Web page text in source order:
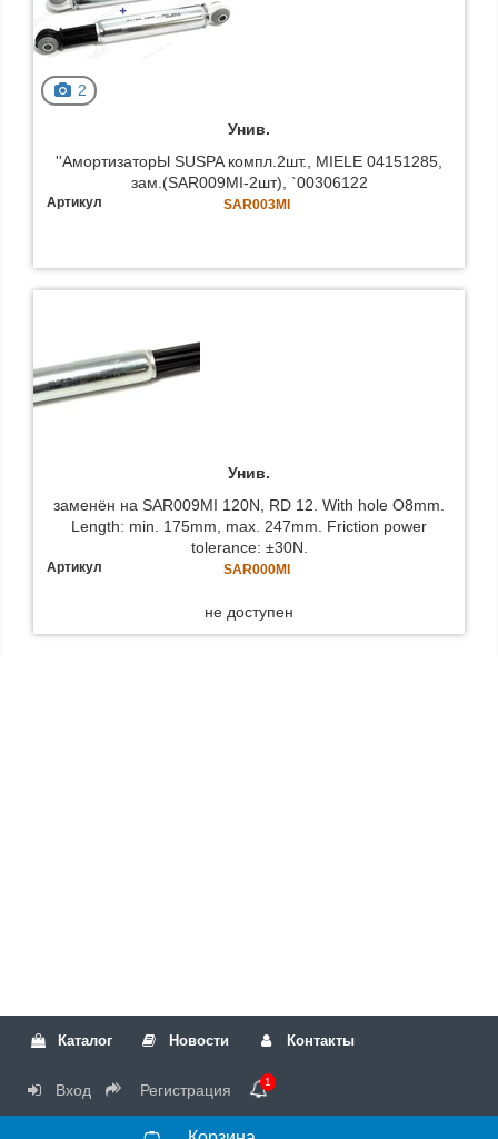
2
Унив.
''АмортизаторЫ SUSPA компл.2шт., MIELE 04151285,
зам.(SAR009MI-2шт), `00306122
Артикул SAR003MI
Унив.
заменён на SAR009MI 120N, RD 12. With hole O8mm.
Length: min. 175mm, max. 247mm. Friction power
tolerance: ±30N.
Артикул SAR000MI
не доступен
Каталог Новости Контакты
Вход Регистрация 1